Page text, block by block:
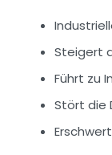
Steigert
Führt zu
Stört die